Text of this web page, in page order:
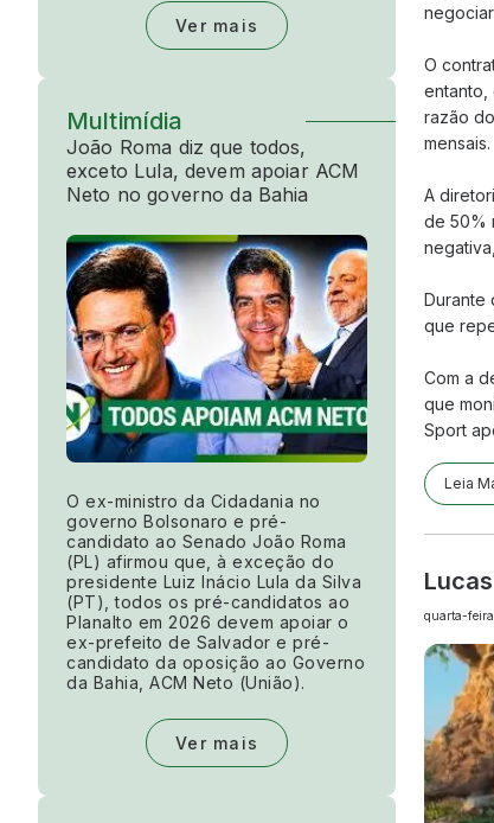
Ver mais
Multimídia
João Roma diz que todos,
exceto Lula, devem apoiar ACM
Neto no governo da Bahia
O ex-ministro da Cidadania no
governo Bolsonaro e pré-
candidato ao Senado João Roma
(PL) afirmou que, à exceção do
presidente Luiz Inácio Lula da Silva
(PT), todos os pré-candidatos ao
Planalto em 2026 devem apoiar o
ex-prefeito de Salvador e pré-
candidato da oposição ao Governo
da Bahia, ACM Neto (União).
Ver mais
O
entanto,
razão
mensais.
A
de 50%
Durante
que
Com a
que
Sport
Leia
quarta-